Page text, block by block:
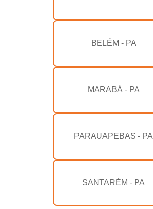
BELÉM - PA
MARABÁ - PA
PARAUAPEBAS - PA
SANTARÉM - PA